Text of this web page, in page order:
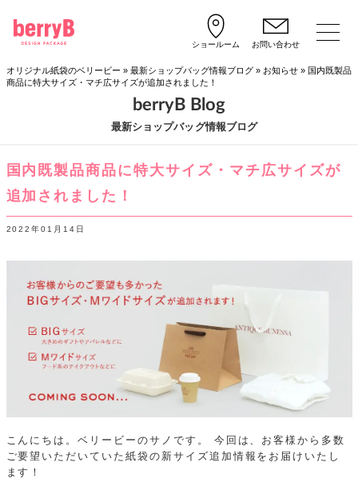
ショールーム お問い合わせ
オリジナル紙袋のベリービー » 最新ショップバッグ情報ブログ» お知らせ» 国内既製品
商品に特大サイズ・マチ広サイズが追加されました！
最新ショップバッグ情報ブログ
berryB Blog
国内既製品商品に特大サイズ・マチ広サイズが
追加されました！
2022年01月14日
こんにちは。ベリービーのサノです。
今回は、お客様から多数
ご要望いただいていた紙袋の新サイズ追加情報をお届けいたし
ます！